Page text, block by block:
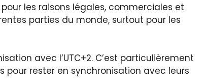
les raisons légales, commerciales et
parties du monde, surtout pour les
avec l’UTC+2. C’est particulièrement
rester en synchronisation avec leurs